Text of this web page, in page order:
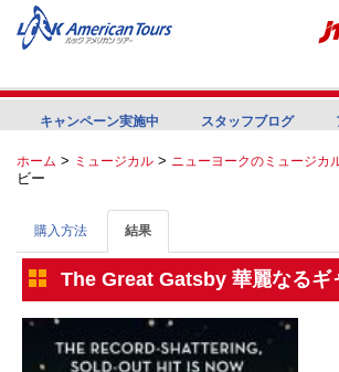
キャンペーン実施中 スタッフブログ
ホーム > ミュージカル > ニューヨークのミュージカ
ビー
購入方法 結果
The Great Gatsby 華麗なるギ